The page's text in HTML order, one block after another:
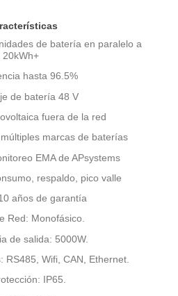
de batería en paralelo a
20kWh+
hasta 96.5%
de batería 48 V
fuera de la red
marcas de baterías
EMA de APsystems
respaldo, pico valle
años de garantía
Red: Monofásico.
de salida: 5000W.
RS485, Wifi, CAN, Ethernet.
IP65.